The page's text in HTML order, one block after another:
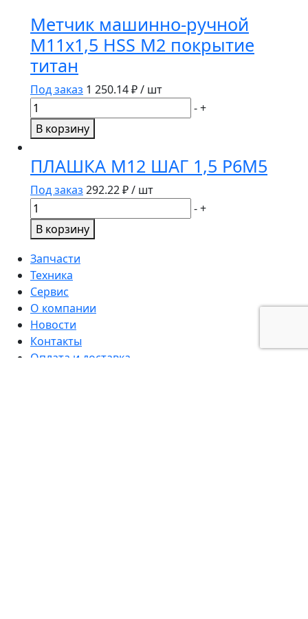
Метчик машинно-ручной
М11х1,5 HSS M2 покрытие
титан
Под заказ 1 250.14₽ / шт
Количество
товара
Метчик
ручной
М11х1,5
HSS
M2
покрытие
титан
-+
В корзину
ПЛАШКА М12 ШАГ 1,5 Р6М5
Под заказ 292.22₽ / шт
Количество
товара
ПЛАШКА
М12
ШАГ
1,5
Р6М5
-+
В корзину
Запчасти
Техника
Сервис
О компании
Новости
Контакты
Оплата и доставка